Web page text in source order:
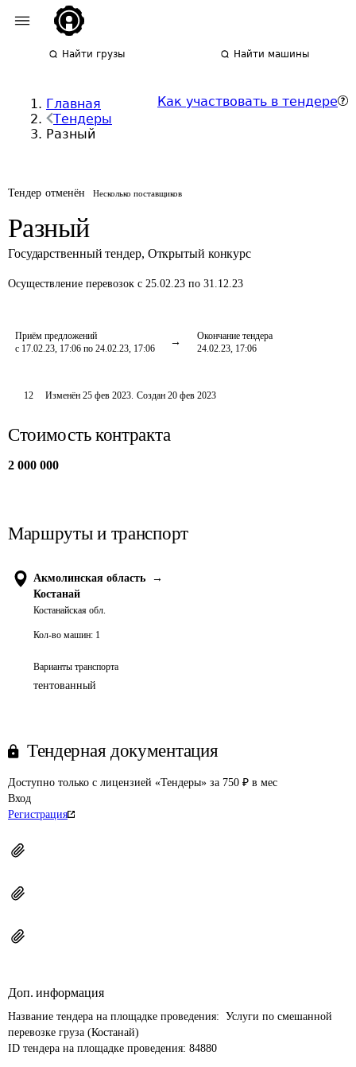
Найти грузы Найти машины
Главная
Тендеры
Разный
Как участвовать в тендере
Тендер отменён Несколько поставщиков
Разный
Государственный тендер, Открытый конкурс
Осуществление перевозок с 25.02.23 по 31.12.23
Приём предложений
с 17.02.23, 17:06 по 24.02.23, 17:06
Окончание тендера
24.02.23, 17:06
12 Изменён25 фев 2023. Создан 20 фев 2023
Стоимость контракта
2 000 000
Маршруты и транспорт
Акмолинская область
→
Костанай
Костанайская обл.
Кол-во машин: 1
Варианты транспорта
тентованный
Тендерная документация
Доступно только с лицензией «Тендеры» за 750 ₽ в мес
Вход
Регистрация
Доп. информация
Название тендера на площадке проведения: Услуги по смешанной
перевозке груза (Костанай)
ID тендера на площадке проведения: 84880